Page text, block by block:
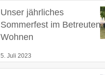
Unser jährliches
Sommerfest im Betreuten
Wohnen
5. Juli 2023